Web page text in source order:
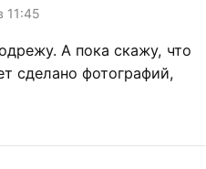
11:45
А пока скажу, что
сделано фотографий,